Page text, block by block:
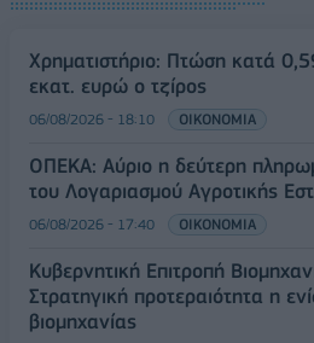
Χρηματιστήριο: Πτώση κατά
εκατ. ευρώ ο τζίρος
06/08/2026 - 18:10 ΟΙΚΟΝΟΜΙΑ
ΟΠΕΚΑ: Αύριο η δεύτερη
του Λογαριασμού Αγροτικής
06/08/2026 - 17:40 ΟΙΚΟΝΟΜΙΑ
Κυβερνητική Επιτροπή
Στρατηγική προτεραιότητα η
βιομηχανίας